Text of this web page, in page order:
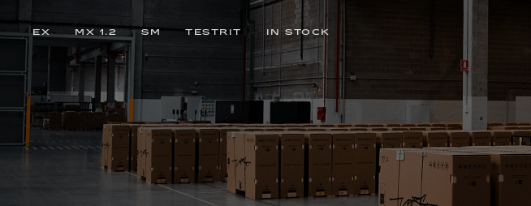
EX MX 1.2 SM TESTRIT IN STOCK